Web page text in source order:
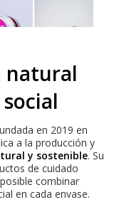
natural
en 2019 en
a la producción y
y sostenible. Su
de cuidado
combinar
en cada envase.